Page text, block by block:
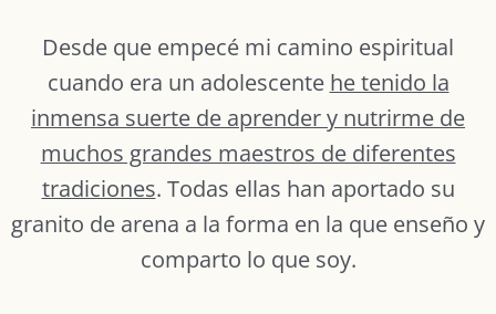
Desde que empecé mi camino espiritual
cuando era un adolescente he tenido la
inmensa suerte de aprender y nutrirme de
muchos grandes maestros de diferentes
tradiciones. Todas ellas han aportado su
granito de arena a la forma en la que enseño y
comparto lo que soy.